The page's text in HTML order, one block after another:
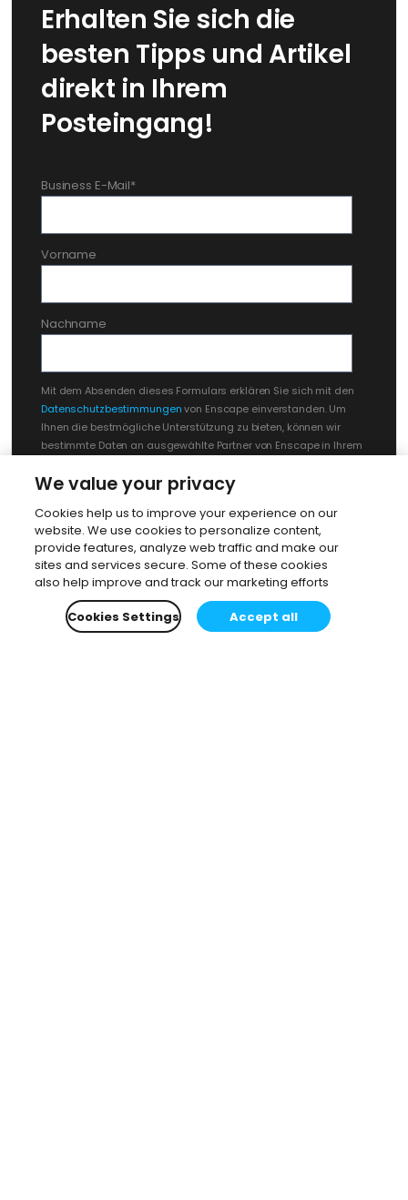
Erhalten Sie sich die
besten Tipps und Artikel
direkt in Ihrem
Posteingang!
Business E-Mail*
Vorname
Nachname
Mit dem Absenden dieses Formulars erklären Sie sich mit den
Datenschutzbestimmungenvon Enscape einverstanden. Um
Ihnen die bestmögliche Unterstützung zu bieten, können wir
bestimmte Daten an ausgewählte Partner von Enscape in Ihrem
We value your privacy
Cookies help us to improve your experience on our
website. We use cookies to personalize content,
provide features, analyze web traffic and make our
sites and services secure. Some of these cookies
also help improve and track our marketing efforts
Cookies Settings
Accept all